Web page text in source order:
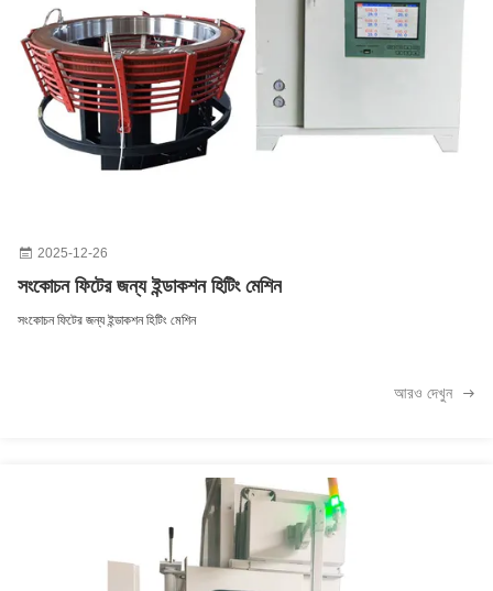
4000MM ইন্ডাকশন হার্ডেনিং টুল 900A ডিজিটাল ইন্ডাকশন হিটিং মেশিনের সাথে শক্ত করা এবং নিভানোর জন্য
তাপ সমাবেশ disassembly জন্য 200KW আনয়ন তাপ চিকিত্সা সরঞ্জাম
2025-12-26
সংকোচন ফিটের জন্য ইন্ডাকশন হিটিং মেশিন
সংকোচন ফিটের জন্য ইন্ডাকশন হিটিং মেশিন
আরও দেখুন